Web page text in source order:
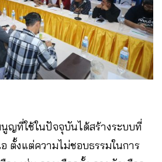
ญที่ใช้ในปัจจุบันได้สร้างระบบที่
ตั้งแต่ความไม่ชอบธรรมในการ